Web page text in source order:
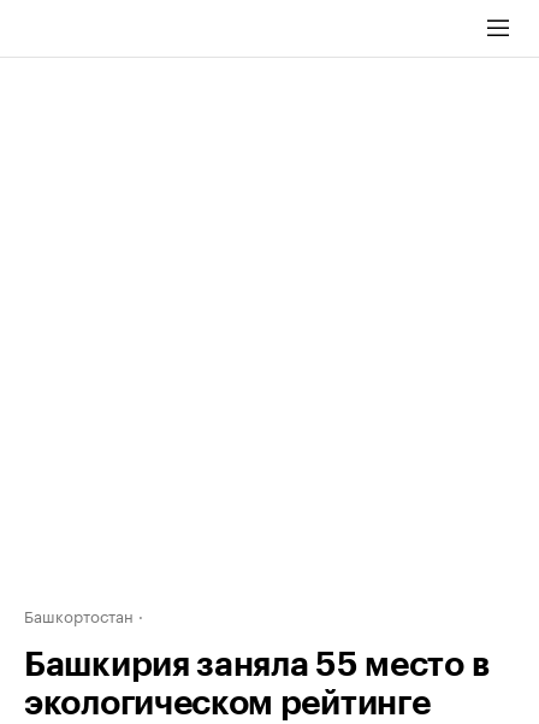
Башкортостан
Башкирия заняла 55 место в
экологическом рейтинге